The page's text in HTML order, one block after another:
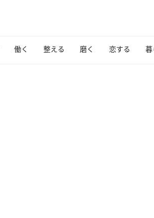
働く 整える 磨く 恋する 暮